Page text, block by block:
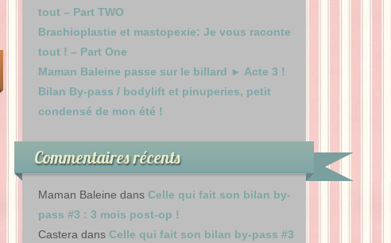
tout – Part TWO
Brachioplastie et mastopexie: Je vous raconte
tout ! – Part One
Maman Baleine passe sur le billard ► Acte 3 !
Bilan By-pass / bodylift et pinuperies, petit
condensé de mon été !
Commentaires récents
Maman Baleine dans Celle qui fait son bilan by-
pass #3 : 3 mois post-op !
Castera dans Celle qui fait son bilan by-pass #3